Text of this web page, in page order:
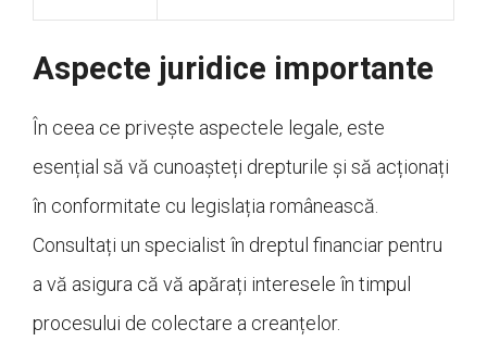
Aspecte juridice importante
În ceea ce privește aspectele legale, este
esențial să vă cunoașteți drepturile și să acționați
în conformitate cu legislația românească.
Consultați un specialist în dreptul financiar pentru
a vă asigura că vă apărați interesele în timpul
procesului de colectare a creanțelor.